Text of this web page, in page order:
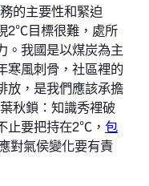
的主要性和緊迫
2℃目標很難，處所
。我國是以煤炭為主
寒風刺骨，社區裡的
放，是我們應該承擔
秋鎖：知識秀裡破
止要把持在2℃， 包
對氣侯變化要有責